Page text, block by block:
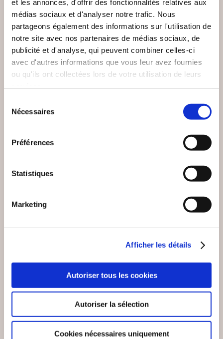
et les annonces, d'offrir des fonctionnalités relatives aux
médias sociaux et d'analyser notre trafic. Nous
partageons également des informations sur l'utilisation de
notre site avec nos partenaires de médias sociaux, de
publicité et d'analyse, qui peuvent combiner celles-ci
avec d'autres informations que vous leur avez fournies
ou qu'ils ont collectées lors de votre utilisation de leurs
Nécessaires
Préférences
Statistiques
Marketing
Afficher les détails
Autoriser tous les cookies
Autoriser la sélection
Cookies nécessaires uniquement
UN HIÉROPHANTE
Religions & spiritualité
(0 avis)
Religions & spiritualité